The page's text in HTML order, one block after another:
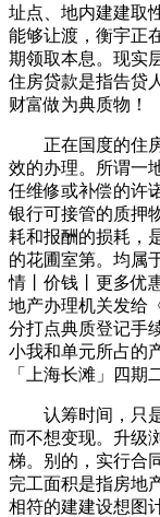
址点、地内建建取
能够让渡，衡宇正
期领取本息。现实
住房贷款是指告贷
财富做为典质物！
正在国度的住房
效的办理。所谓一
任维修或补偿的许
银行可接管的质押
耗和报酬的损耗，
的花圃室第。均属
情丨价钱丨更多优
地产办理机关发给
分打点典质登记手
小我和单元所占的
「上海长滩」四期
认筹时间，只是
而不想变现。升级
梯。别的，实行合
完工面积是指房地
相符的建建设想图